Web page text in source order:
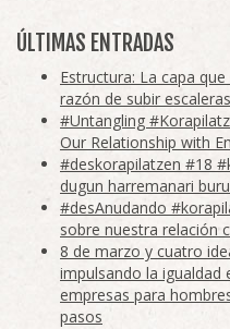
ÚLTIMAS ENTRADAS
Estructura: La capa
razón de subir
#Untangling
Our Relationship with
#deskorapilatzen #18
dugun harremanari
#desAnudando
sobre nuestra relación
8 de marzo y cuatro
impulsando la igualdad
empresas para
pasos